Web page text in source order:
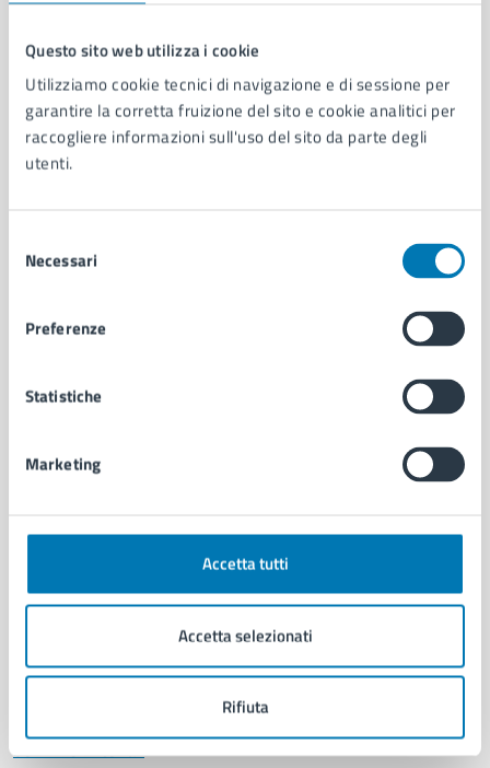
Questo sito web utilizza i cookie
Utilizziamo cookie tecnici di navigazione e di sessione per
garantire la corretta fruizione del sito e cookie analitici per
raccogliere informazioni sull'uso del sito da parte degli
utenti.
delNecessari
Preferenze
Statistiche
Marketing
Accetta tutti
Accetta selezionati
Rifiuta
Comune di Napoli
AMMINISTRAZIONE
Municipalità
Uffici
Politici
Intranet, posta aziendale e protocollo
CATEGORIE DI SERVIZIO
Anagrafe e stato civile
Cultura e tempo libero
Educazione e formazione
Giustizia e sicurezza pubblica
Servizi Cimiteriali